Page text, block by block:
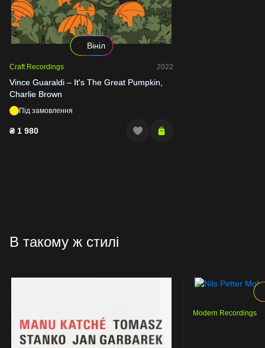
Вініл
Craft Recordings 2022
Vince Guaraldi – It's The Great Pumpkin,
Charlie Brown
Під замовлення
₴ 1 980
В такому ж стилі
Modern Recordings